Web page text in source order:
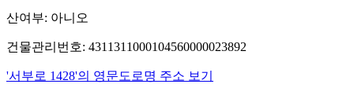
산여부: 아니오
건물관리번호: 4311311000104560000023892
'서부로 1428'의 영문도로명 주소 보기